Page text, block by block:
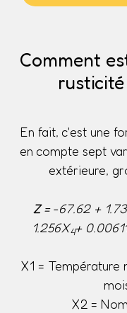
Comment
En fait, c'est une
en compte sept
extérieure,
Z= -67.62 +
1.256X4+
X1 = Température
X2 =